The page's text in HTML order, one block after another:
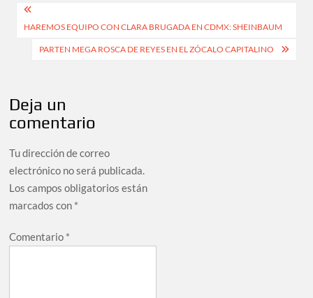
Navegación
de
entradas
HAREMOS EQUIPO CON CLARA BRUGADA EN CDMX: SHEINBAUM
PARTEN MEGA ROSCA DE REYES EN EL ZÓCALO CAPITALINO
Deja un
comentario
Tu dirección de correo
electrónico no será publicada.
Los campos obligatorios están
marcados con *
Comentario *